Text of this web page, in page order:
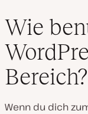
Wie
Bereich?
Wenn du dich